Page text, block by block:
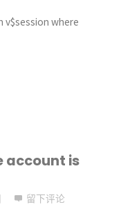
where
account is
留下评论